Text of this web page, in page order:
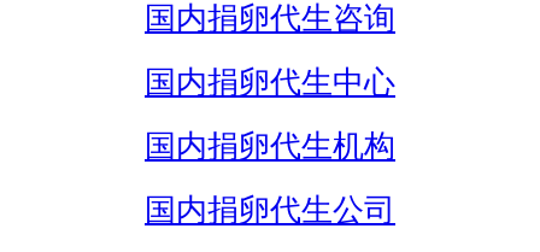
国内捐卵代生咨询
国内捐卵代生中心
国内捐卵代生机构
国内捐卵代生公司